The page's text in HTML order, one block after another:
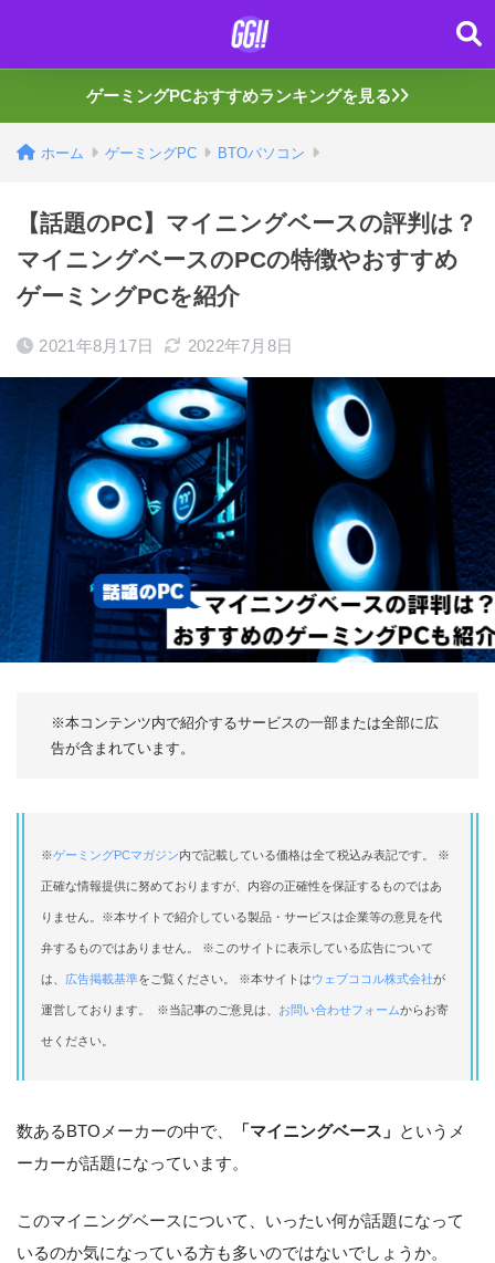
ゲーミングPCおすすめランキングを見る
ホーム ゲーミングPC BTOパソコン
【話題のPC】マイニングベースの評判は？
マイニングベースのPCの特徴やおすすめ
ゲーミングPCを紹介
2021年8月17日 2022年7月8日
※本コンテンツ内で紹介するサービスの一部または全部に広
告が含まれています。
※ゲーミングPCマガジン内で記載している価格は全て税込み表記です。 ※
正確な情報提供に努めておりますが、内容の正確性を保証するものではあ
りません。※本サイトで紹介している製品・サービスは企業等の意見を代
弁するものではありません。 ※このサイトに表示している広告について
は、 広告掲載基準をご覧ください。 ※本サイトはウェブココル株式会社が
運営しております。 ※当記事のご意見は、 お問い合わせフォームからお寄
せください。
数あるBTOメーカーの中で、 「マイニングベース」 というメ
ーカーが話題になっています。
このマイニングベースについて、いったい何が話題になって
いるのか気になっている方も多いのではないでしょうか。